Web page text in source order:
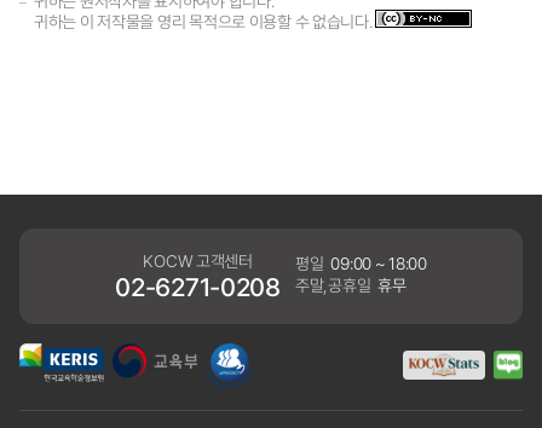
귀하는 이 저작물을 영리 목적으로 이용할 수 없습니다.
KOCW 고객센터
02-6271-0208
평일 09:00 ~ 18:00
주말,공휴일 휴무